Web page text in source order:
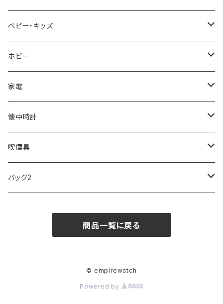
AVALANCHE
ORIENT
ZEPPELIN
SKAGEN
FOOTBALL WATCHES
ARCA FUTURA
ALV
Merge
ETTINGER
COACH
BVLGARI
VANQUISH
BOTTEGA VENETA
EMPORIO ARMANI
CALVIN KLEIN
DANIEL WELLINGTON
SWAROVSKI
VIVIENNE WESTWOOD
OROBIANCO
Ellese
COLEMAN
MONTBLANC
Fashion Accessory Cllection
ISLAND
BLAZER CLUB
ANDY HAWARD
G GUSTO
GULLWING
LESPORTSAC
PRADA
BRAUN
RHYTHM
BLOSSOM
MONDAINE
MAWA
その他
VALENTINO VISCANI
WATERMAN
PARKER
PELIKAN
CROSS
MONTBLANC
SWAROVSKI
Trangia
Barebones
FEUERHAND
CASIO
ベビー・キッズ
ふわりぃ
ERGO BABY
ホビー
その他
AMOS
OMMIX
COACH
家電
CREATE
TORAY
OMRON
SPICE OF LIFE
懐中時計
MONDAINE
喫煙具
ZIPPO
TSUBOTA PEARL
バッグ2
商品一覧に戻る
© empirewatch
Powered by